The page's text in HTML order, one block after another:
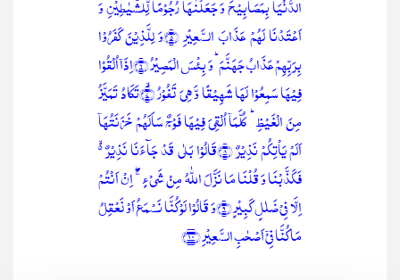
الدُّنۡیَا بِمَصَابِیۡحَ وَ جَعَلۡنٰہَا رُجُوۡمًا لِّلشَّیٰطِیۡنِ وَ
اَعۡتَدۡنَا لَہُمۡ عَذَابَ السَّعِیۡرِ ﴿۵﴾وَ لِلَّذِیۡنَ کَفَرُوۡا
بِرَبِّہِمۡ عَذَابُ جَہَنَّمَ ؕ وَ بِئۡسَ الۡمَصِیۡرُ ﴿۶﴾اِذَاۤ اُلۡقُوۡا
فِیۡہَا سَمِعُوۡا لَہَا شَہِیۡقًا وَّ ہِیَ تَفُوۡرُ ۙ﴿۷﴾تَکَادُ تَمَیَّزُ
مِنَ الۡغَیۡظِ ؕ کُلَّمَاۤ اُلۡقِیَ فِیۡہَا فَوۡجٌ سَاَلَہُمۡ خَزَنَتُہَاۤ
اَلَمۡ یَاۡتِکُمۡ نَذِیۡرٌ ﴿۸﴾قَالُوۡا بَلٰی قَدۡ جَآءَنَا نَذِیۡرٌ ۬ۙ
فَکَذَّبۡنَا وَ قُلۡنَا مَا نَزَّلَ اللّٰہُ مِنۡ شَیۡءٍ ۚۖ اِنۡ اَنۡتُمۡ
اِلَّا فِیۡ ضَلٰلٍ کَبِیۡرٍ ﴿۹﴾وَ قَالُوۡا لَوۡ کُنَّا نَسۡمَعُ اَوۡ نَعۡقِلُ
مَا کُنَّا فِیۡۤ اَصۡحٰبِ السَّعِیۡرِ ﴿۱۰﴾